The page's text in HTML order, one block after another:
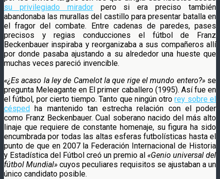
su privilegiado miradorpero si era preciso también
abandonaba las murallas del castillo para presentar batalla en
el fragor del combate. Entre cadenas de paredes, pases
precisos y regias conducciones el fútbol de Franz
Beckenbauer inspiraba y reorganizaba a sus compañeros allí
por donde pasaba ajustando a su alrededor una hueste que
muchas veces pareció invencible.
«¿Es acaso la ley de Camelot la que rige el mundo entero?»se
pregunta Meleagante en El primer caballero (1995). Así fue en
el fútbol, por cierto tiempo. Tanto que ningún otrorey sobre el
césped ha mantenido tan estrecha relación con el poder
como Franz Beckenbauer. Cual soberano nacido del más alto
linaje que requiere de constante homenaje, su figura ha sido
encumbrada por todas las altas esferas futbolísticas hasta el
punto de que en 2007 la Federación Internacional de Historia
y Estadística del Fútbol creó un premio al «Genio universal del
fútbol Mundial» cuyos peculiares requisitos se ajustaban a un
único candidato posible.